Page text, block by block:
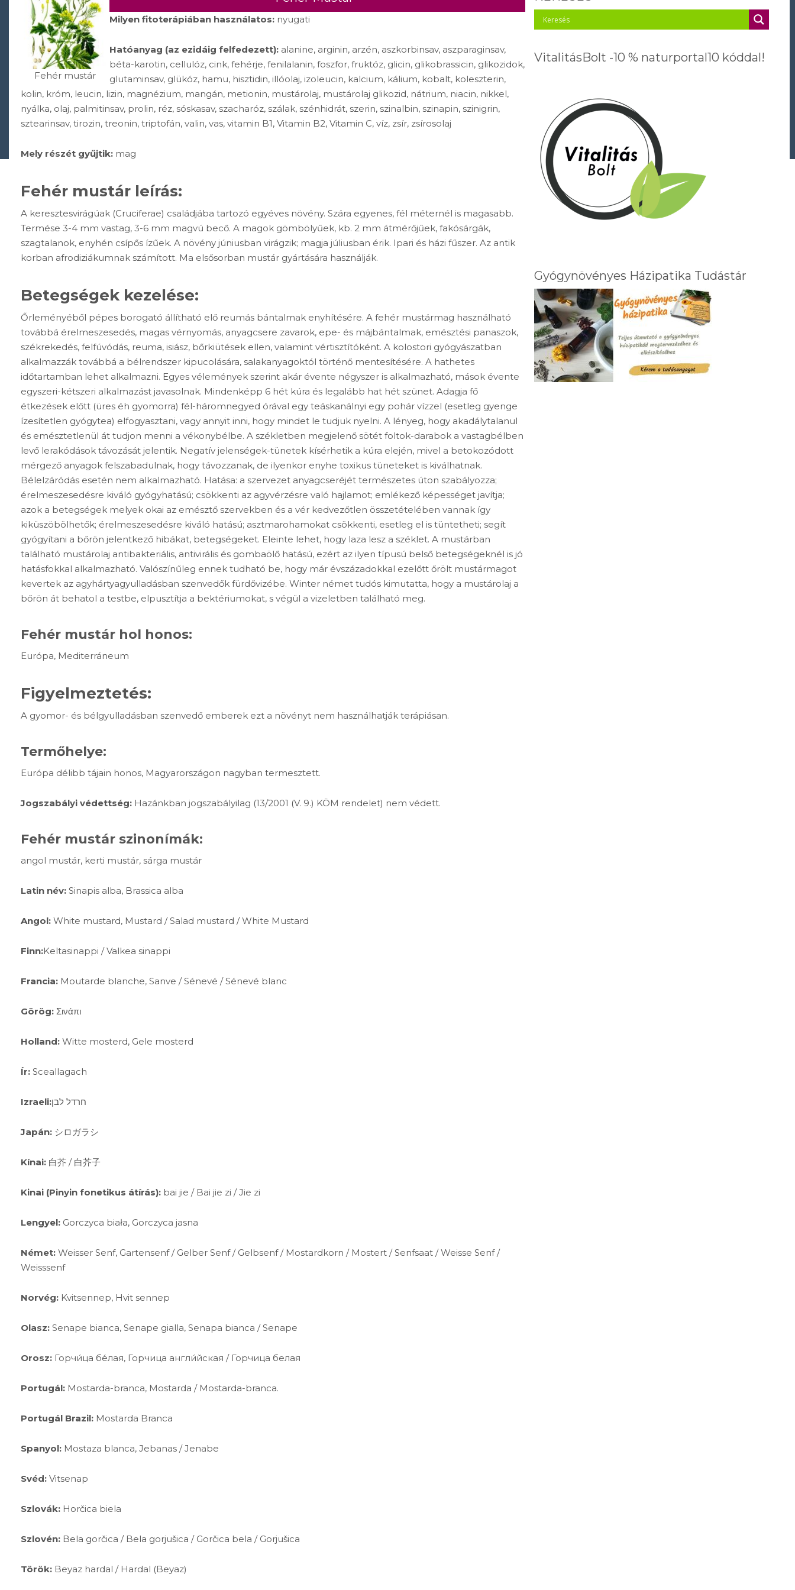
Fehér mustár
Milyen fitoterápiában használatos: nyugati
Hatóanyag (az ezidáig felfedezett): alanine, arginin, arzén, aszkorbinsav, aszparaginsav,
béta-karotin, cellulóz, cink, fehérje, fenilalanin, foszfor, fruktóz, glicin, glikobrassicin, glikozidok,
glutaminsav, glükóz, hamu, hisztidin, illóolaj, izoleucin, kalcium, kálium, kobalt, koleszterin,
kolin, króm, leucin, lizin, magnézium, mangán, metionin, mustárolaj, mustárolaj glikozid, nátrium, niacin, nikkel,
nyálka, olaj, palmitinsav, prolin, réz, sóskasav, szacharóz, szálak, szénhidrát, szerin, szinalbin, szinapin, szinigrin,
sztearinsav, tirozin, treonin, triptofán, valin, vas, vitamin B1, Vitamin B2, Vitamin C, víz, zsír, zsírosolaj
Mely részét gyűjtik: mag
Fehér mustár leírás:
A keresztesvirágúak (Cruciferae) családjába tartozó egyéves növény. Szára egyenes, fél méternél is magasabb.
Termése 3-4 mm vastag, 3-6 mm magvú becő. A magok gömbölyűek, kb. 2 mm átmérőjűek, fakósárgák,
szagtalanok, enyhén csípős ízűek. A növény júniusban virágzik; magja júliusban érik. Ipari és házi fűszer. Az antik
korban afrodiziákumnak számított. Ma elsősorban mustár gyártására használják.
Betegségek kezelése:
Őrleményéből pépes borogató állítható elő reumás bántalmak enyhítésére. A fehér mustármag használható
továbbá érelmeszesedés, magas vérnyomás, anyagcsere zavarok, epe- és májbántalmak, emésztési panaszok,
székrekedés, felfúvódás, reuma, isiász, bőrkiütések ellen, valamint vértisztítóként. A kolostori gyógyászatban
alkalmazzák továbbá a bélrendszer kipucolására, salakanyagoktól történő mentesítésére. A hathetes
időtartamban lehet alkalmazni. Egyes vélemények szerint akár évente négyszer is alkalmazható, mások évente
egyszeri-kétszeri alkalmazást javasolnak. Mindenképp 6 hét kúra és legalább hat hét szünet. Adagja fő
étkezések előtt (üres éh gyomorra) fél-háromnegyed órával egy teáskanálnyi egy pohár vízzel (esetleg gyenge
ízesítetlen gyógytea) elfogyasztani, vagy annyit inni, hogy mindet le tudjuk nyelni. A lényeg, hogy akadálytalanul
és emésztetlenül át tudjon menni a vékonybélbe. A székletben megjelenő sötét foltok-darabok a vastagbélben
levő lerakódások távozását jelentik. Negatív jelenségek-tünetek kísérhetik a kúra elején, mivel a betokozódott
mérgező anyagok felszabadulnak, hogy távozzanak, de ilyenkor enyhe toxikus tüneteket is kiválhatnak.
Bélelzáródás esetén nem alkalmazható. Hatása: a szervezet anyagcseréjét természetes úton szabályozza;
érelmeszesedésre kiváló gyógyhatású; csökkenti az agyvérzésre való hajlamot; emlékező képességet javítja;
azok a betegségek melyek okai az emésztő szervekben és a vér kedvezőtlen összetételében vannak így
kiküszöbölhetők; érelmeszesedésre kiváló hatású; asztmarohamokat csökkenti, esetleg el is tüntetheti; segít
gyógyítani a bőrön jelentkező hibákat, betegségeket. Eleinte lehet, hogy laza lesz a széklet. A mustárban
található mustárolaj antibakteriális, antivirális és gombaölő hatású, ezért az ilyen típusú belső betegségeknél is jó
hatásfokkal alkalmazható. Valószínűleg ennek tudható be, hogy már évszázadokkal ezelőtt őrölt mustármagot
kevertek az agyhártyagyulladásban szenvedők fürdővizébe. Winter német tudós kimutatta, hogy a mustárolaj a
bőrön át behatol a testbe, elpusztítja a bektériumokat, s végül a vizeletben található meg.
Fehér mustár hol honos:
Európa, Mediterráneum
Figyelmeztetés:
A gyomor- és bélgyulladásban szenvedő emberek ezt a növényt nem használhatják terápiásan.
Termőhelye:
Európa délibb tájain honos, Magyarországon nagyban termesztett.
Jogszabályi védettség: Hazánkban jogszabályilag (13/2001 (V. 9.) KÖM rendelet) nem védett.
Fehér mustár szinonímák:
angol mustár, kerti mustár, sárga mustár
Latin név: Sinapis alba, Brassica alba
Angol: White mustard, Mustard / Salad mustard / White Mustard
Finn:Keltasinappi / Valkea sinappi
Francia: Moutarde blanche, Sanve / Sénevé / Sénevé blanc
Görög: Σινάπι
Holland: Witte mosterd, Gele mosterd
Ír: Sceallagach
Izraeli:חרדל לבן
Japán: シロガラシ
Kínai: 白芥 / 白芥子
Kinai (Pinyin fonetikus átírás): bai jie / Bai jie zi / Jie zi
Lengyel: Gorczyca biała, Gorczyca jasna
Német: Weisser Senf, Gartensenf / Gelber Senf / Gelbsenf / Mostardkorn / Mostert / Senfsaat / Weisse Senf /
Weisssenf
Norvég: Kvitsennep, Hvit sennep
Olasz: Senape bianca, Senape gialla, Senapa bianca / Senape
Orosz: Горчи́ца бе́лая, Горчица англи́йская / Горчица белая
Portugál: Mostarda-branca, Mostarda / Mostarda-branca.
Portugál Brazil: Mostarda Branca
Spanyol: Mostaza blanca, Jebanas / Jenabe
Svéd: Vitsenap
Szlovák: Horčica biela
Szlovén: Bela gorčica / Bela gorjušica / Gorčica bela / Gorjušica
Török: Beyaz hardal / Hardal (Beyaz)
VitalitásBolt -10 % naturportal10 kóddal!
Gyógynövényes Házipatika Tudástár